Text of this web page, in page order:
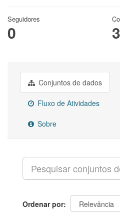
Seguidores
0 3
Conjuntos de dados
Fluxo de Atividades
Sobre
Ordenar por